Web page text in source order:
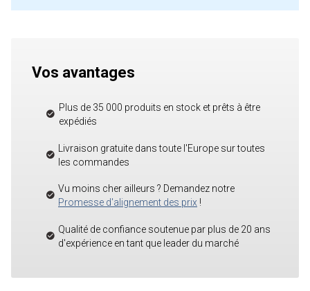
Vos avantages
Plus de 35 000 produits en stock et prêts à être
expédiés
Livraison gratuite dans toute l'Europe sur toutes
les commandes
Vu moins cher ailleurs ? Demandez notre
Promesse d'alignement des prix !
Qualité de confiance soutenue par plus de 20 ans
d'expérience en tant que leader du marché